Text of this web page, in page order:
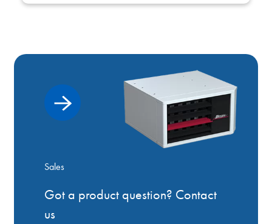
Sales
Got a product question? Contact
us